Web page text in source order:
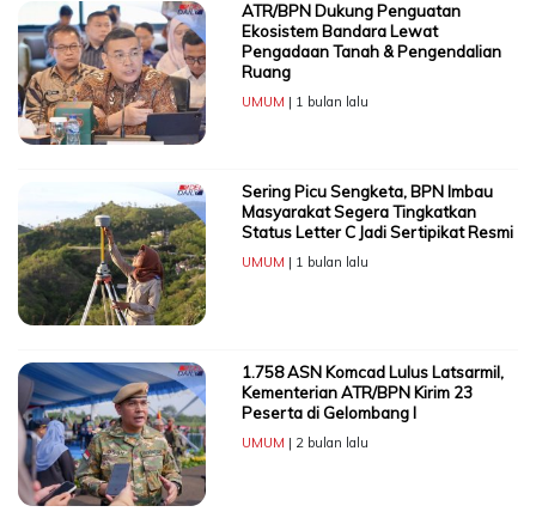
ATR/BPN Dukung Penguatan
Ekosistem Bandara Lewat
Pengadaan Tanah & Pengendalian
Ruang
UMUM | 1 bulan lalu
Sering Picu Sengketa, BPN Imbau
Masyarakat Segera Tingkatkan
Status Letter C Jadi Sertipikat Resmi
UMUM | 1 bulan lalu
1.758 ASN Komcad Lulus Latsarmil,
Kementerian ATR/BPN Kirim 23
Peserta di Gelombang I
UMUM | 2 bulan lalu